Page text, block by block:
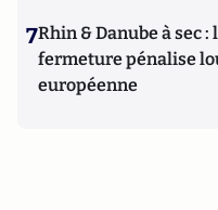
7Rhin & Danube à sec :
fermeture pénalise
européenne